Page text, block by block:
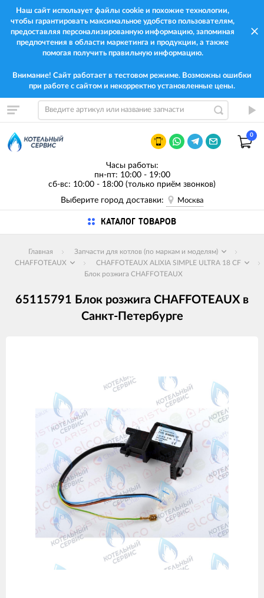
Наш сайт использует файлы cookie и похожие технологии,
чтобы гарантировать максимальное удобство пользователям,
предоставляя персонализированную информацию, запоминая
предпочтения в области маркетинга и продукции, а также
помогая получить правильную информацию.
Внимание! Сайт работает в тестовом режиме. Возможны ошибки
при работе с сайтом и некорректно установленные цены.
0
Часы работы:
пн-пт: 10:00 - 19:00
сб-вс: 10:00 - 18:00 (только приём звонков)
Выберите город доставки:
Москва
КАТАЛОГ ТОВАРОВ
Главная
Запчасти для котлов (по маркам и моделям)
CHAFFOTEAUX
CHAFFOTEAUX ALIXIA SIMPLE ULTRA 18 CF
Блок розжига CHAFFOTEAUX
65115791 Блок розжига CHAFFOTEAUX в
Санкт-Петербурге